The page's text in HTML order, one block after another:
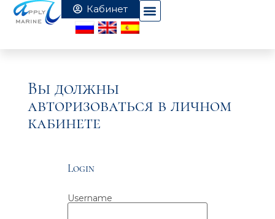
Вы должны
авторизоваться в личном
кабинете
Login
Username